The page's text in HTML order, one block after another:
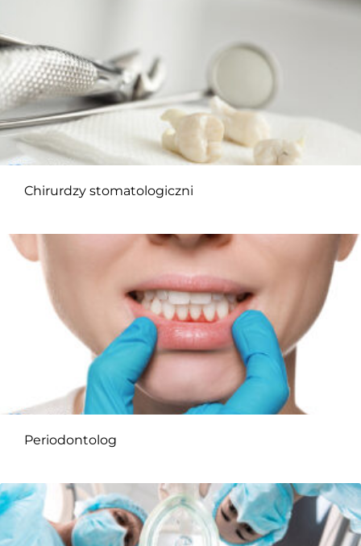
Chirurdzy stomatologiczni
Periodontolog